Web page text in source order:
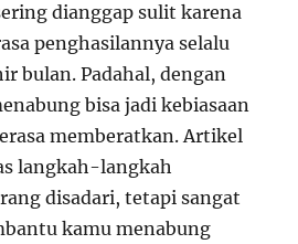
dianggap sulit karena
penghasilannya selalu
bulan. Padahal, dengan
bisa jadi kebiasaan
memberatkan. Artikel
langkah-langkah
disadari, tetapi sangat
kamu menabung